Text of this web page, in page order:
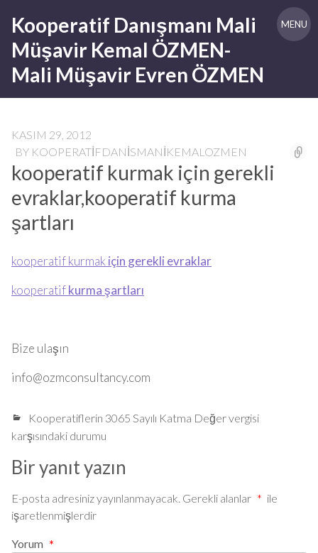
content
Kooperatif Danışmanı Mali
Müşavir Kemal ÖZMEN-
Mali Müşavir Evren ÖZMEN
MENU
KASIM 29, 2012
BY KOOPERATIFDANISMANIKEMALOZMEN
kooperatif kurmak için gerekli
evraklar,kooperatif kurma
şartları
kooperatif kurmak için gerekli evraklar
kooperatifkurma şartları
Bize ulaşın
info@ozmconsultancy.com
Kooperatiflerin 3065 Sayılı Katma Değer vergisi
karşısındaki durumu
Bir yanıt yazın
E-posta adresiniz yayınlanmayacak. Gerekli alanlar * ile
işaretlenmişlerdir
Yorum *